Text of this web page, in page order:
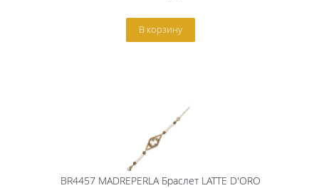
В корзину
BR4457 MADREPERLA Браслет LATTE D'ORO